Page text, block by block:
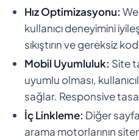
Hız Optimizasyonu:
kullanıcı deneyimini
sıkıştırın ve gereksiz
Mobil Uyumluluk: Site
uyumlu olması,
sağlar. Responsive
İç Linkleme: Diğer
arama motorlarının